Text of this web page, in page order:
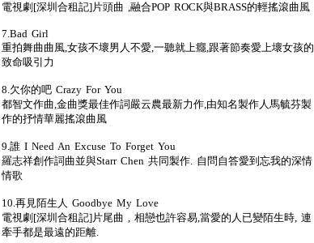
電視劇[深圳合租記]片頭曲 ,融合POP ROCK與BRASS的輕搖滾曲風
7.Bad Girl
重拍舞曲曲風,女孩不壞男人不愛,一聽就上癮,跟著節奏愛上壞女孩的
致命吸引力
8.欠你的吧 Crazy For You
都智文作曲,金曲獎最佳作詞嚴云農最新力作,由知名製作人馬毓芬製
作的抒情華麗搖滾曲風
9.誰 I Need An Excuse To Forget You
羅志祥創作詞曲並與Starr Chen 共同製作. 自問自答愛到忘我的深情
情歌
10.再見陌生人 Goodbye My Love
電視劇[深圳合租記]片尾曲 , 相戀也許容易,當愛的人已變陌生時, 連
牽手都是最遠的距離.